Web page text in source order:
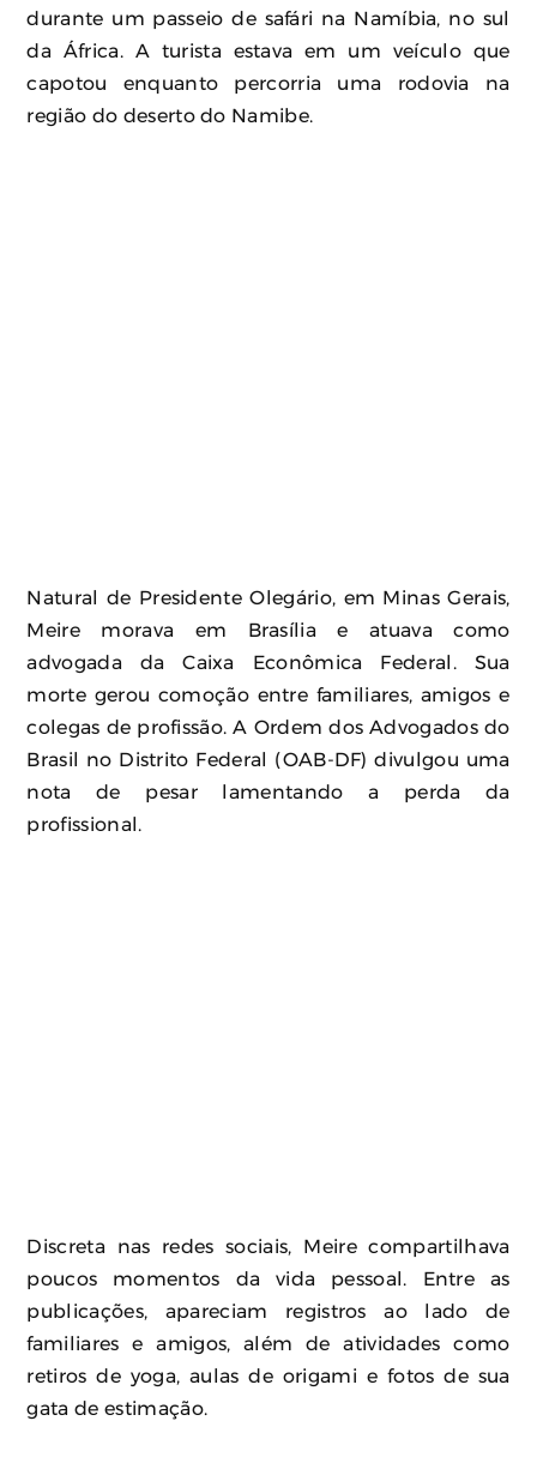
durante um passeio de safári na Namíbia, no sul
da África. A turista estava em um veículo que
capotou enquanto percorria uma rodovia na
região do deserto do Namibe.
Natural de Presidente Olegário, em Minas Gerais,
Meire morava em Brasília e atuava como
advogada da Caixa Econômica Federal. Sua
morte gerou comoção entre familiares, amigos e
colegas de profissão. A Ordem dos Advogados do
Brasil no Distrito Federal (OAB-DF) divulgou uma
nota de pesar lamentando a perda da
profissional.
Discreta nas redes sociais, Meire compartilhava
poucos momentos da vida pessoal. Entre as
publicações, apareciam registros ao lado de
familiares e amigos, além de atividades como
retiros de yoga, aulas de origami e fotos de sua
gata de estimação.